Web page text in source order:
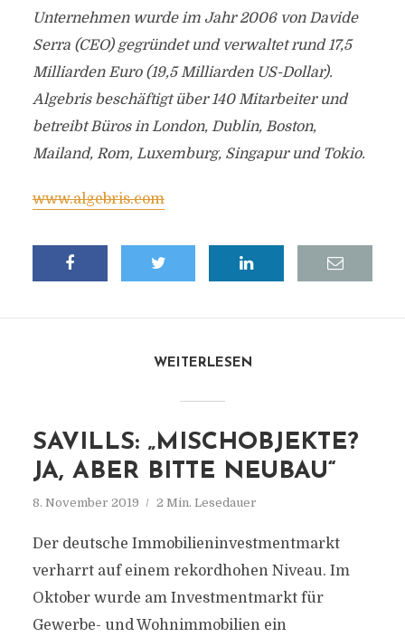
Unternehmen wurde im Jahr 2006 von Davide
Serra (CEO) gegründet und verwaltet rund 17,5
Milliarden Euro (19,5 Milliarden US-Dollar).
Algebris beschäftigt über 140 Mitarbeiter und
betreibt Büros in London, Dublin, Boston,
Mailand, Rom, Luxemburg, Singapur und Tokio.
www.algebris.com
WEITERLESEN
SAVILLS: „MISCHOBJEKTE?
JA, ABER BITTE NEUBAU“
8. November 2019 2 Min. Lesedauer
Der deutsche Immobilieninvestmentmarkt
verharrt auf einem rekordhohen Niveau. Im
Oktober wurde am Investmentmarkt für
Gewerbe- und Wohnimmobilien ein